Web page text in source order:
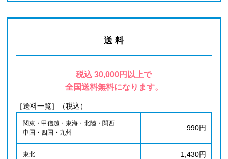
送 料
税込 30,000円以上で
全国送料無料になります。
［送料一覧］（税込）
関東・甲信越・東海・北陸・関西
中国・四国・九州
990円
東北 1,430円